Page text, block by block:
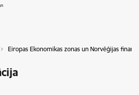
Eiropas Ekonomikas zonas un Norvēģijas